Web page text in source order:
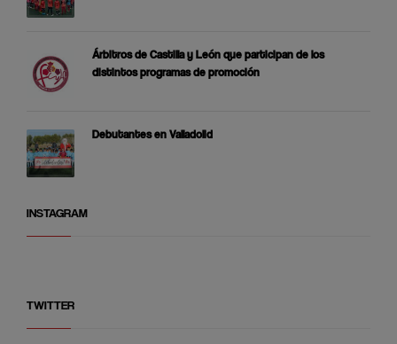
Árbitros de Castilla y León que participan de los
distintos programas de promoción
Debutantes en Valladolid
INSTAGRAM
TWITTER